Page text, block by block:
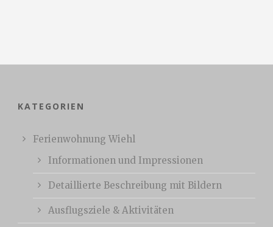
KATEGORIEN
Ferienwohnung Wiehl
Informationen und Impressionen
Detaillierte Beschreibung mit Bildern
Ausflugsziele & Aktivitäten